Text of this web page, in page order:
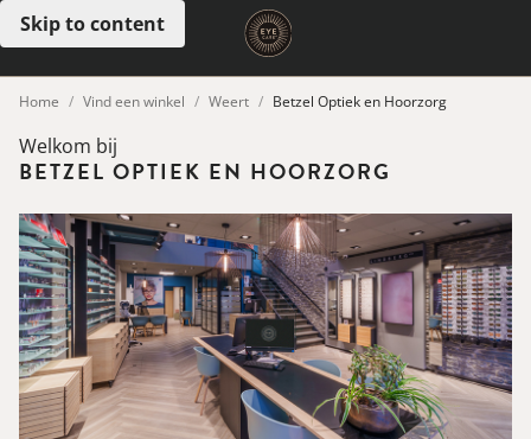
Skip to content
Open menu
Home Vind een winkel Weert Betzel Optiek en Hoorzorg
Welkom bij
BETZEL OPTIEK EN HOORZORG